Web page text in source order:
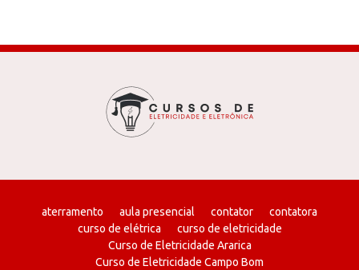
aterramento aula presencial contator
contatora
curso de elétrica
curso de eletricidade
Curso de Eletricidade Ararica
Curso de Eletricidade Campo Bom